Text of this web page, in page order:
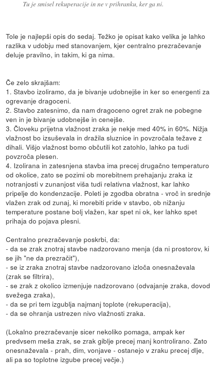
Tu je smisel rekuperacije in ne v prihranku, ker ga ni.
Tole je najlepši opis do sedaj. Težko je opisat kako velika je lahko
razlika v udobju med stanovanjem, kjer centralno prezračevanje
deluje pravilno, in takim, ki ga nima.
Če zelo skrajšam:
1. Stavbo izoliramo, da je bivanje udobnejše in ker so energenti za
ogrevanje dragoceni.
2. Stavbo zatesnimo, da nam dragoceno ogret zrak ne pobegne
ven in je bivanje udobnejše in cenejše.
3. Človeku prijetna vlažnost zraka je nekje med 40% in 60%. Nižja
vlažnost bo izsuševala in dražila sluznice in povzročala težave z
dihali. Višjo vlažnost bomo občutili kot zatohlo, lahko pa tudi
povzroča plesen.
4. Izolirana in zatesnjena stavba ima precej drugačno temperaturo
od okolice, zato se pozimi ob morebitnem prehajanju zraka iz
notranjosti v zunanjost viša tudi relativna vlažnost, kar lahko
pripelje do kondenzacije. Poleti je zgodba obratna - vroč in srednje
vlažen zrak od zunaj, ki morebiti pride v stavbo, ob nižanju
temperature postane bolj vlažen, kar spet ni ok, ker lahko spet
prihaja do pojava plesni.
Centralno prezračevanje poskrbi, da:
- da se zrak znotraj stavbe nadzorovano menja (da ni prostorov, ki
se jih "ne da prezračit"),
- se iz zraka znotraj stavbe nadzorovano izloča onesnaževala
(zrak se filtrira),
- se zrak z okolico izmenjuje nadzorovano (odvajanje zraka, dovod
svežega zraka),
- da se pri tem izgublja najmanj toplote (rekuperacija),
- da se ohranja ustrezen nivo vlažnosti zraka.
(Lokalno prezračevanje sicer nekoliko pomaga, ampak ker
predvsem meša zrak, se zrak giblje precej manj kontrolirano. Zato
onesnaževala - prah, dim, vonjave - ostanejo v zraku precej dlje,
ali pa so toplotne izgube precej večje.)